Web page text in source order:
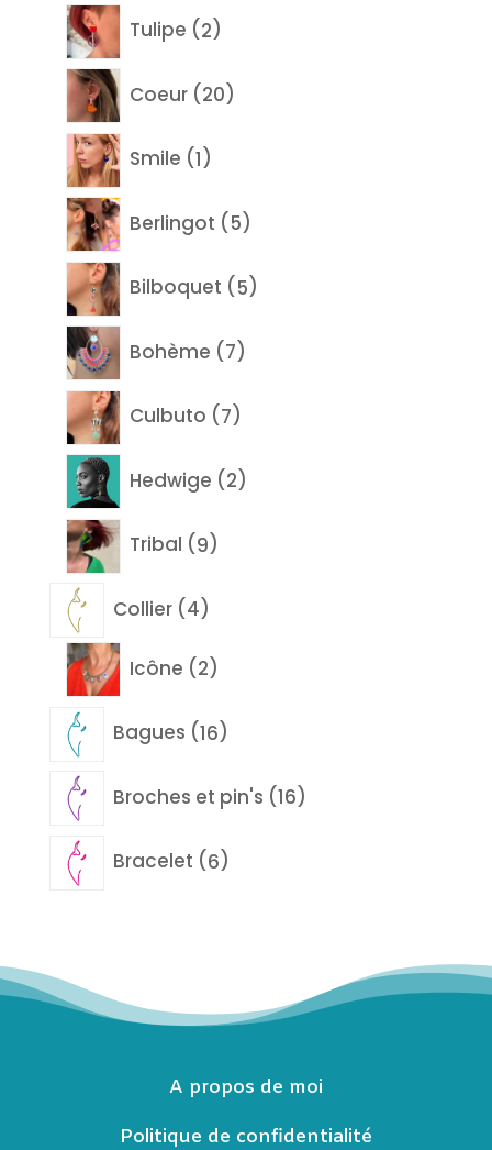
Tulipe
22
Coeur 2020
produits
Smile 11
Berlingot
55
produits
Bilboquet
55
Bohème
77
produits
Culbuto
77
Hedwige
22
produits
Tribal
99
Collier 44
produits
Icône
22
produits
Bagues 1616
Broches et pin's 1616
produits
Bracelet
66
A propos de moi
Politique de confidentialité